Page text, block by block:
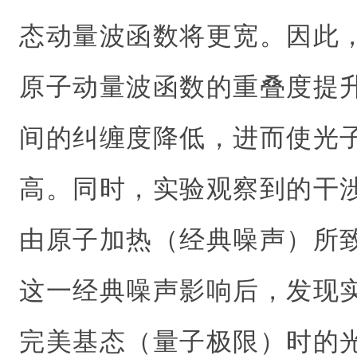
态动量波函数将更宽。因此
原子动量波函数的重叠度提
间的纠缠度降低，进而使光
高。同时，实验观察到的干
由原子加热（经典噪声）所
这一经典噪声影响后，发现
完美基态（量子极限）时的